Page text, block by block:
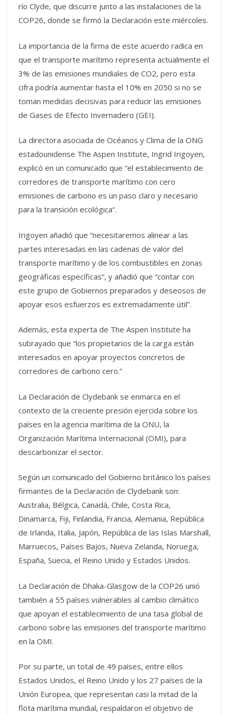
río Clyde, que discurre junto a las instalaciones de la
COP26, donde se firmó la Declaración este miércoles.
La importancia de la firma de este acuerdo radica en
que el transporte marítimo representa actualmente el
3% de las emisiones mundiales de CO2, pero esta
cifra podría aumentar hasta el 10% en 2050 si no se
toman medidas decisivas para reducir las emisiones
de Gases de Efecto Invernadero (GEI).
La directora asociada de Océanos y Clima de la ONG
estadounidense The Aspen Institute, Ingrid Irigoyen,
explicó en un comunicado que “el establecimiento de
corredores de transporte marítimo con cero
emisiones de carbono es un paso claro y necesario
para la transición ecológica“.
Irigoyen añadió que “necesitaremos alinear a las
partes interesadas en las cadenas de valor del
transporte marítimo y de los combustibles en zonas
geográficas específicas“, y añadió que “contar con
este grupo de Gobiernos preparados y deseosos de
apoyar esos esfuerzos es extremadamente útil”.
Además, esta experta de The Aspen Institute ha
subrayado que “los propietarios de la carga están
interesados en apoyar proyectos concretos de
corredores de carbono cero.”
La Declaración de Clydebank se enmarca en el
contexto de la creciente presión ejercida sobre los
países en la agencia marítima de la ONU, la
Organización Marítima Internacional (OMI), para
descarbonizar el sector.
Según un comunicado del Gobierno británico los países
firmantes de la Declaración de Clydebank son:
Australia, Bélgica, Canadá, Chile, Costa Rica,
Dinamarca, Fiji, Finlandia, Francia, Alemania, República
de Irlanda, Italia, Japón, República de las Islas Marshall,
Marruecos, Países Bajos, Nueva Zelanda, Noruega,
España, Suecia, el Reino Unido y Estados Unidos.
La Declaración de Dhaka-Glasgow de la COP26 unió
también a 55 países vulnerables al cambio climático
que apoyan el establecimiento de una tasa global de
carbono sobre las emisiones del transporte marítimo
en la OMI.
Por su parte, un total de 49 países, entre ellos
Estados Unidos, el Reino Unido y los 27 países de la
Unión Europea, que representan casi la mitad de la
flota marítima mundial, respaldaron el objetivo de